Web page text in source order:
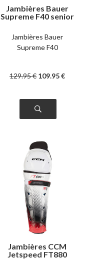
Jambières Bauer
Supreme F40 senior
Jambières Bauer
Supreme F40
129.95€ 109.95€
Jambières CCM
Jetspeed FT880